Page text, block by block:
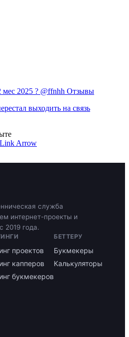
2025 ? @ffnhh Отзывы
выходить на связь
служба
интернет-проекты и
2019 года.
проектов
капперов
букмекеров
БЕТТЕРУ
Букмекеры
Калькуляторы